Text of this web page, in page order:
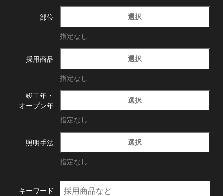
部位 選択
指定なし
採用商品 選択
指定なし
竣工年・
オープン年
選択
指定なし
照明手法 選択
指定なし
キーワード